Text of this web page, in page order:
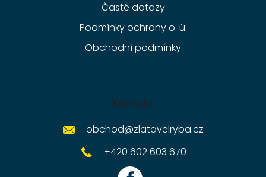
Časté dotazy
Podmínky ochrany o. ú.
Obchodní podmínky
Kontakt
obchod@zlatavelryba.cz
+420 602 603 670